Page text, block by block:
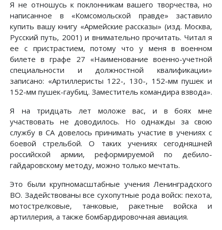
Я не отношусь к поклонникам вашего творчества, но
написанное в «Комсомольской правде» заставило
купить вашу книгу «Армейские рассказы» (изд. Москва,
Русский путь, 2001) и внимательно прочитать. Читал я
ее с пристрастием, потому что у меня в военном
билете в графе 27 «Наименование военно-учетной
специальности и должностной квалификации»
записано: «Артиллеристы 122-, 130-, 152-мм пушек и
152-мм пушек-гаубиц. Заместитель командира взвода».
Я на тридцать лет моложе вас, и в боях мне
участвовать не доводилось. Но однажды за свою
службу в СА довелось принимать участие в учениях с
боевой стрельбой. О таких учениях сегодняшней
российской армии, реформируемой по дебило-
гайдаровскому методу, можно только мечтать.
Это были крупномасштабные учения Ленинградского
ВО. Задействованы все сухопутные рода войск: пехота,
мотострелковые, танковые, ракетные войска и
артиллерия, а также бомбардировочная авиация.